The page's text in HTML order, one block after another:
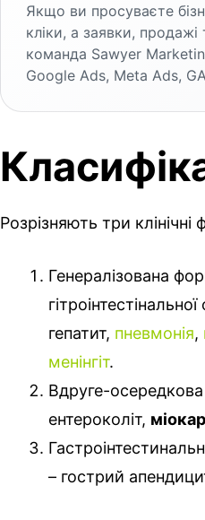
Якщо ви просуваєте
кліки, а заявки,
команда Sawyer
Google Ads, Meta Ads,
Розрізняють три
Генералізована
гепатит, пневмонія,
менінгіт.
Вдруге-
ентероколіт,
– гострий